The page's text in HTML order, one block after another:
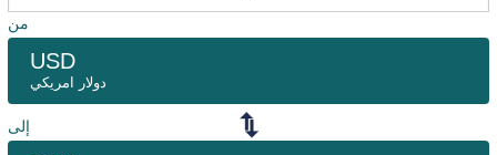
من
USD
دولار امريكي
إلى